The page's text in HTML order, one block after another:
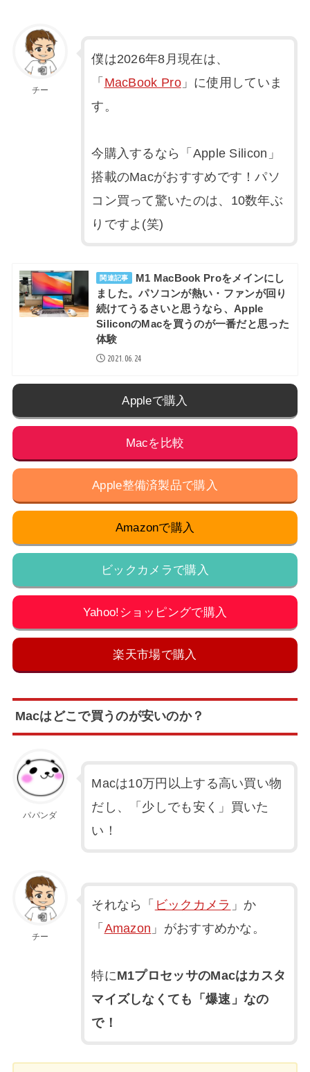
チー
僕は2026年8月 現在は、
「 MacBook Pro」に使用していま
す。
今購入するなら「Apple Silicon」
搭載のMacがおすすめです！パソ
コン買って驚いたのは、10数年ぶ
りですよ(笑)
関連記事
M1 MacBook Proをメインにし
ました。パソコンが熱い・ファンが回り
続けてうるさいと思うなら、Apple
SiliconのMacを買うのが一番だと思った
体験
2021.06.24
Appleで購入
Macを比較
Apple整備済製品で購入
Amazonで購入
ビックカメラで購入
Yahoo!ショッピングで購入
楽天市場で購入
Macはどこで買うのが安いのか？
パパンダ
Macは10万円以上する高い買い物
だし、「少しでも安く」買いた
い！
チー
それなら「 ビックカメラ 」か
「 Amazon 」がおすすめかな。
特にM1プロセッサのMacはカスタ
マイズしなくても「爆速」なの
で！